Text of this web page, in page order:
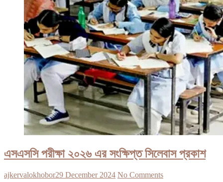
এসএসসি পরীক্ষা ২০২৬ এর সংক্ষিপ্ত সিলেবাস প্রকাশ
ajkervalokhobor29 December 2024 No Comments